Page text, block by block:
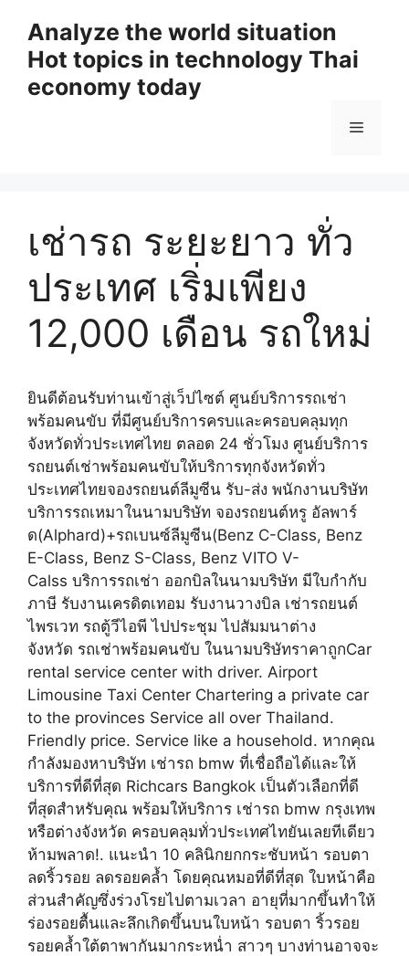
content
Analyze the world situation
Hot topics in technology Thai
economy today
Menu
เช่ารถ ระยะยาว ทั่ว
ประเทศ เริ่มเพียง
12,000 เดือน รถใหม่
ยินดีต้อนรับท่านเข้าสู่เว็ปไซต์ ศูนย์บริการรถเช่า
พร้อมคนขับ ที่มีศูนย์บริการครบและครอบคลุมทุก
จังหวัดทั่วประเทศไทย ตลอด 24 ชั่วโมง ศูนย์บริการ
รถยนต์เช่าพร้อมคนขับให้บริการทุกจังหวัดทั่ว
ประเทศไทยจองรถยนต์ลีมูซีน รับ-ส่ง พนักงานบริษัท
บริการรถเหมาในนามบริษัท จองรถยนต์หรู อัลพาร์
ด(Alphard)+รถเบนซ์ลีมูซีน(Benz C-Class, Benz
E-Class, Benz S-Class, Benz VITO V-
Calss บริการรถเช่า ออกบิลในนามบริษัท มีใบกำกับ
ภาษี รับงานเครดิตเทอม รับงานวางบิล เช่ารถยนต์
ไพรเวท รถตู้วีไอพี ไปประชุม ไปสัมมนาต่าง
จังหวัด รถเช่าพร้อมคนขับ ในนามบริษัทราคาถูกCar
rental service center with driver. Airport
Limousine Taxi Center Chartering a private car
to the provinces Service all over Thailand.
Friendly price. Service like a household. หากคุณ
กำลังมองหาบริษัท เช่ารถ bmw ที่เชื่อถือได้และให้
บริการที่ดีที่สุด Richcars Bangkok เป็นตัวเลือกที่ดี
ที่สุดสำหรับคุณ พร้อมให้บริการ เช่ารถ bmw กรุงเทพ
หรือต่างจังหวัด ครอบคลุมทั่วประเทศไทยันเลยทีเดียว
ห้ามพลาด!. แนะนำ 10 คลินิกยกกระชับหน้า รอบตา
ลดริ้วรอย ลดรอยคล้ำ โดยคุณหมอที่ดีที่สุด ใบหน้าคือ
ส่วนสำคัญซึ่งร่วงโรยไปตามเวลา อายุที่มากขึ้นทำให้
ร่องรอยตื้นและลึกเกิดขึ้นบนใบหน้า รอบตา ริ้วรอย
รอยคล้ำใต้ตาพากันมากระหน่ำ สาวๆ บางท่านอาจจะ